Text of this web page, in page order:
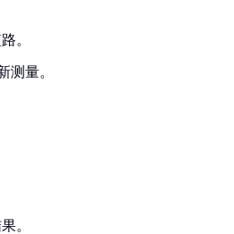
。
测量。
。